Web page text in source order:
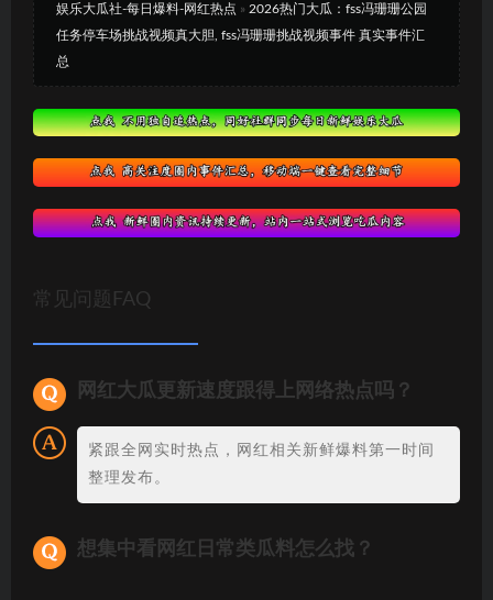
娱乐大瓜社-每日爆料-网红热点 » 2026热门大瓜：fss冯珊珊公园
任务停车场挑战视频真大胆, fss冯珊珊挑战视频事件 真实事件汇
总
常见问题FAQ
网红大瓜更新速度跟得上网络热点吗？
紧跟全网实时热点，网红相关新鲜爆料第一时间
整理发布。
想集中看网红日常类瓜料怎么找？